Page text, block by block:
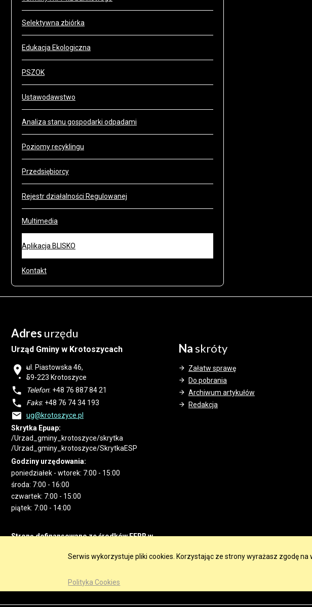
Selektywna zbiórka
Edukacja Ekologiczna
PSZOK
Ustawodawstwo
Analiza stanu gospodarki odpadami
Poziomy recyklingu
Przedsiębiorcy
Rejestr działalności Regulowanej
Multimedia
Aplikacja BLISKO
Kontakt
Adres urzędu
Urząd Gminy w Krotoszycach
ul. Piastowska 46,
59-223 Krotoszyce
Telefon: +48 76 887 84 21
Faks: +48 76 74 34 193
ug@krotoszyce.pl
Skrytka Epuap:
/Urzad_gminy_krotoszyce/skrytka
/Urzad_gminy_krotoszyce/SkrytkaESP
Godziny urzędowania:
poniedziałek - wtorek: 7:00 - 15:00
środa: 7:00 - 16:00
czwartek: 7:00 - 15:00
piątek: 7:00 - 14:00
Stronę dofinansowano ze środków EFRR w
Naskróty
Załatw sprawę
Do pobrania
Archiwum artykułów
Redakcja
Serwis wykorzystuje pliki cookies. Korzystając ze strony wyrażasz zgodę na
Polityka Cookies